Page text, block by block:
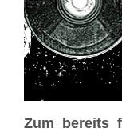
Zum bereits